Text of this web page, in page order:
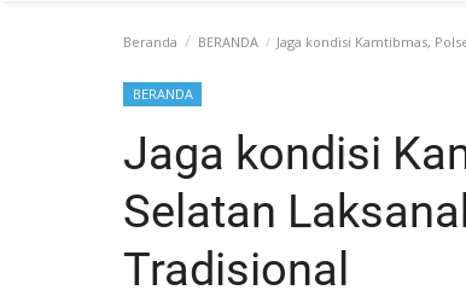
Beranda BERANDA Jaga kondisi Kamtibmas,
BERANDA
Jaga kondisi
Selatan
Tradisional